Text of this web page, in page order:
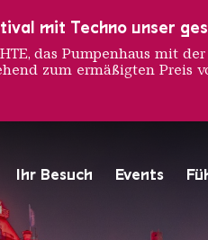
Ihr Besuch Events
Hochofengruppe in Rot
Copyright: Weltkulturerbe
mit Techno unser
das Pumpenhaus mit
zum ermäßigten Preis